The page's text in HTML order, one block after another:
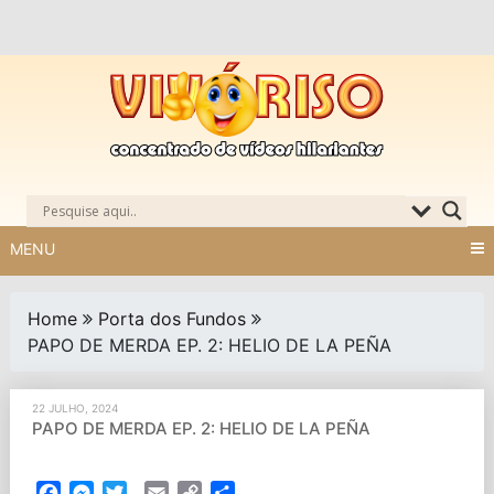
MENU
Home
Porta dos Fundos
PAPO DE MERDA EP. 2: HELIO DE LA PEÑA
22 JULHO, 2024
PAPO DE MERDA EP. 2: HELIO DE LA PEÑA